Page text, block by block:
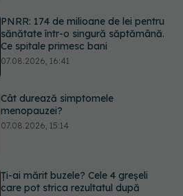
Cât durează simptomele
menopauzei?
Ți-ai mărit buzele? Cele 4 greșeli